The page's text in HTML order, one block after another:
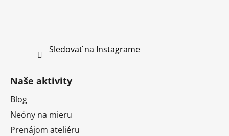
Sledovať na Instagrame
Naše aktivity
Blog
Neóny na mieru
Prenájom ateliéru